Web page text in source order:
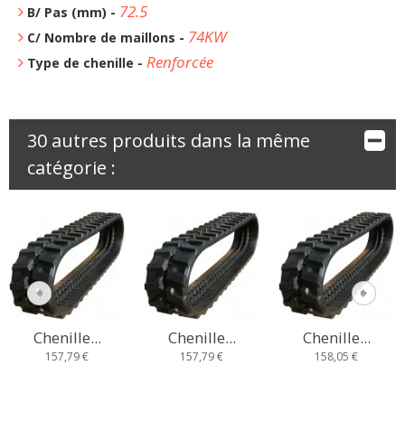
B/ Pas (mm) - 72.5
C/ Nombre de maillons - 74KW
Type de chenille - Renforcée
30 autres produits dans la même
catégorie :
Chenille...
157,79 €
Chenille...
157,79 €
Chenille...
158,05 €